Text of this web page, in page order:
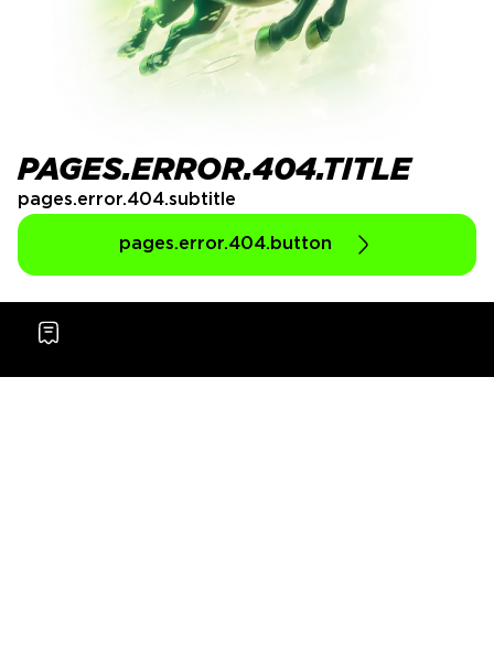
PAGES.ERROR.404.TITLE
pages.error.404.subtitle
pages.error.404.button